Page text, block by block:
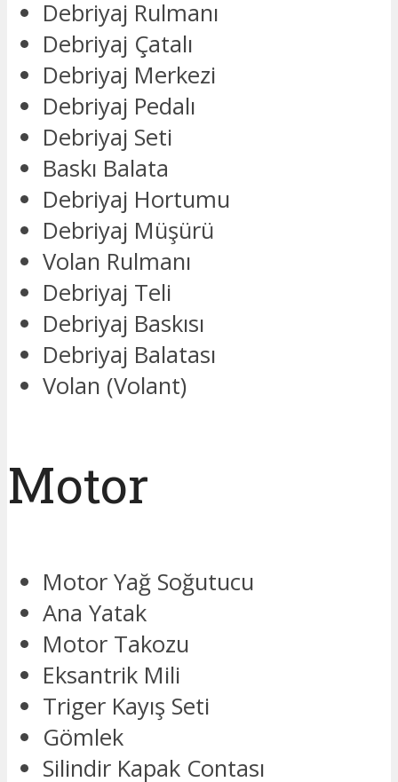
Debriyaj Rulmanı
Debriyaj Çatalı
Debriyaj Merkezi
Debriyaj Pedalı
Debriyaj Seti
Baskı Balata
Debriyaj Hortumu
Debriyaj Müşürü
Volan Rulmanı
Debriyaj Teli
Debriyaj Baskısı
Debriyaj Balatası
Volan (Volant)
Motor
Motor Yağ Soğutucu
Ana Yatak
Motor Takozu
Eksantrik Mili
Triger Kayış Seti
Gömlek
Silindir Kapak Contası